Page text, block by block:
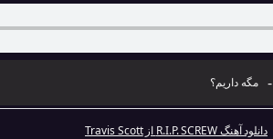
- مگه داریم؟
دانلود آهنگ R.I.P. SCREW از Travis Scott